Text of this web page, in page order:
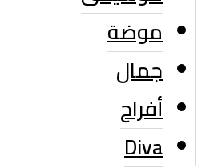
موضة
جمال
أفراح
Diva